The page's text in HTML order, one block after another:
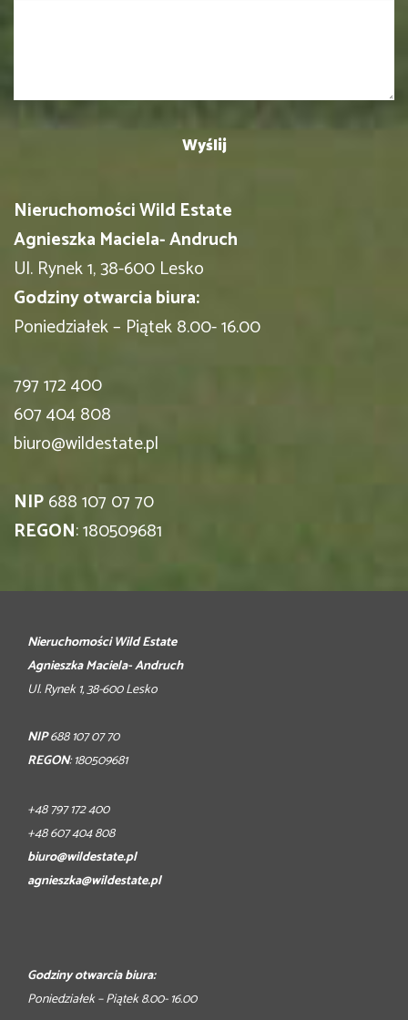
Nieruchomości Wild Estate
Agnieszka Maciela- Andruch
Ul. Rynek 1, 38-600 Lesko
Godziny otwarcia biura:
Poniedziałek – Piątek 8.00- 16.00
797 172 400
607 404 808
biuro@wildestate.pl
NIP688 107 07 70
REGON: 180509681
Nieruchomości Wild Estate
Agnieszka Maciela- Andruch
Ul. Rynek 1, 38-600 Lesko
NIP688 107 07 70
REGON: 180509681
+48 797 172 400
+48 607 404 808
biuro@wildestate.pl
agnieszka@wildestate.pl
Godziny otwarcia biura:
Poniedziałek – Piątek 8.00- 16.00